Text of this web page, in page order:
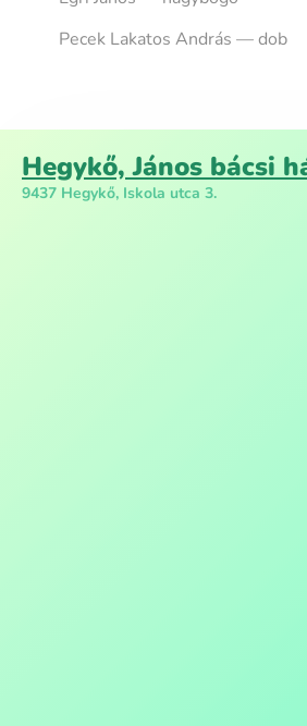
Pecek Lakatos András — dob
Hegykő, János bácsi
9437 Hegykő, Iskola utca 3.